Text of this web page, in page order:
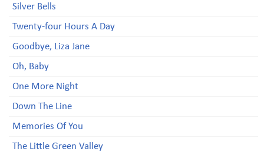
Silver Bells
Twenty-four Hours A Day
Goodbye, Liza Jane
Oh, Baby
One More Night
Down The Line
Memories Of You
The Little Green Valley